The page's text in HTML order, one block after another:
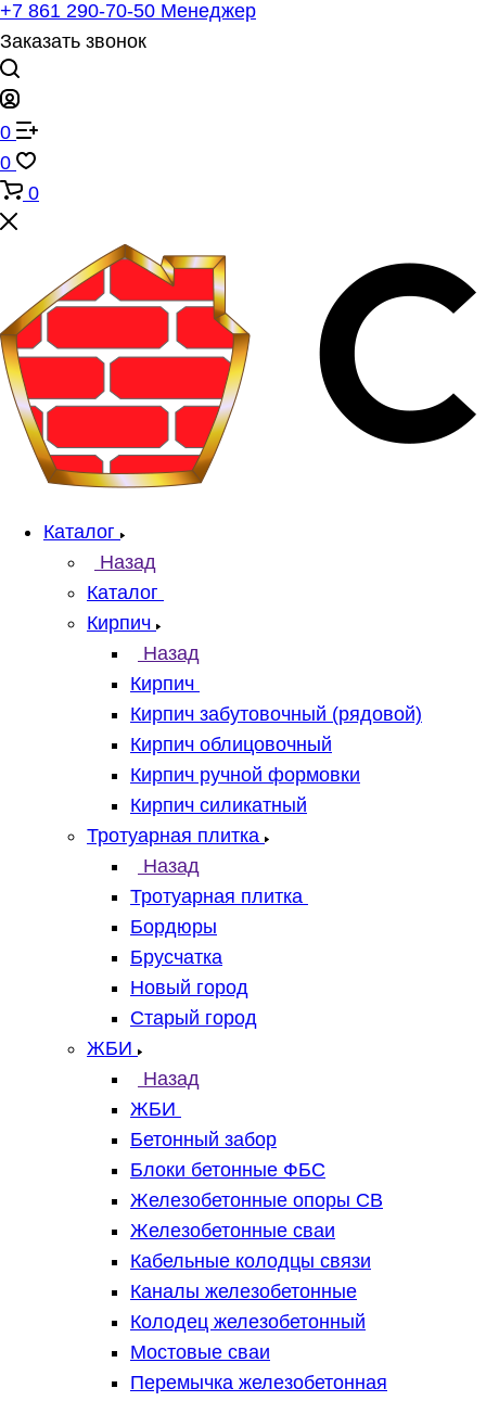
+7 861 290-70-50 Менеджер
Заказать звонок
0
0
0
Каталог
Назад
Каталог
Кирпич
Назад
Кирпич
Кирпич забутовочный (рядовой)
Кирпич облицовочный
Кирпич ручной формовки
Кирпич силикатный
Тротуарная плитка
Назад
Тротуарная плитка
Бордюры
Брусчатка
Новый город
Старый город
ЖБИ
Назад
ЖБИ
Бетонный забор
Блоки бетонные ФБС
Железобетонные опоры СВ
Железобетонные сваи
Кабельные колодцы связи
Каналы железобетонные
Колодец железобетонный
Мостовые сваи
Перемычка железобетонная